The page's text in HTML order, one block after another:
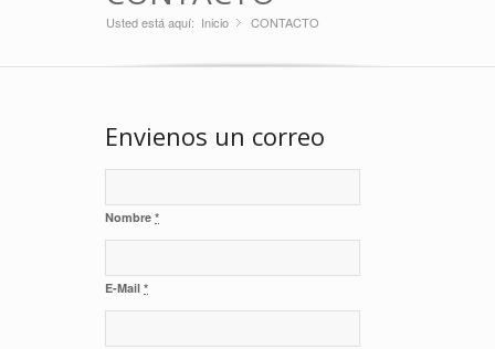
Usted está aquí: Inicio »
CONTACTO
Envienos un correo
Nombre *
E-Mail *